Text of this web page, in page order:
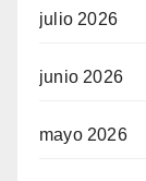
julio 2026
junio 2026
mayo 2026